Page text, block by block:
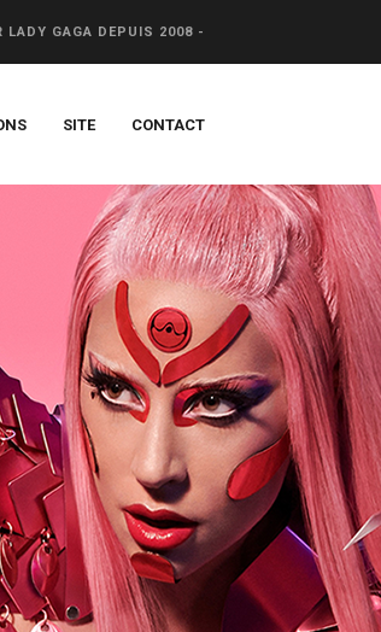
LADY GAGA DEPUIS 2008 -
SITE CONTACT